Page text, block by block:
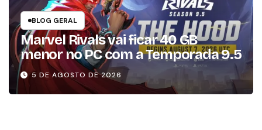
BLOG GERAL
Marvel Rivals vai ficar 40 GB
menor no PC com a Temporada 9.5
5 DE AGOSTO DE 2026